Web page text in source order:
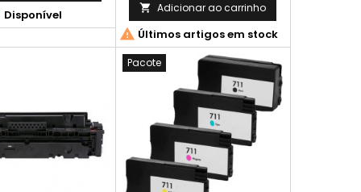
real varia
com base
das páginas
Disponível
C 203, C 253
 Adicionar ao carrinho
 Últimos artigos em stock
Pacote